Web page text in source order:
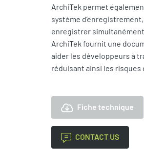
ArchiTek permet
système
enregistrer
ArchiTek fournit une
aider les développeurs à
réduisant ainsi les risques
Fiche technique
CONTACT US